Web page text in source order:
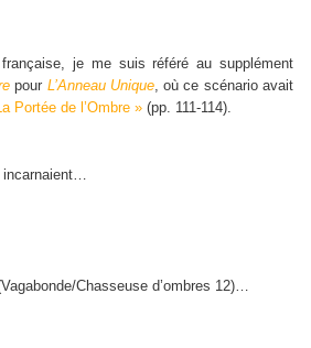
je me suis référé au supplément
pour L’Anneau Unique, où ce scénario avait
Portée de l’Ombre » (pp. 111-114).
incarnaient…
Chasseuse d’ombres 12)…